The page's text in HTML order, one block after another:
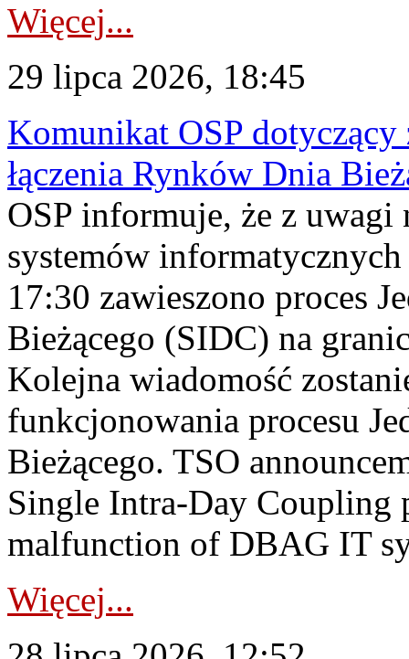
Więcej...
29 lipca 2026, 18:45
Komunikat OSP dotyczący
łączenia Rynków Dnia
OSP informuje, że z uwagi
systemów
17:30 zawieszono proces
Bieżącego (SIDC) na
Kolejna wiadomość
funkcjonowania procesu
Bieżącego. TSO
Single Intra-Day Coupling
malfunction of DBAG IT
Więcej...